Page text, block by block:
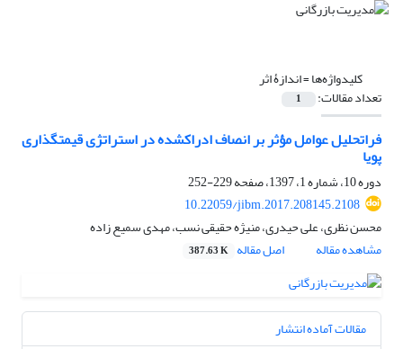
کلیدواژه‌ها =اندازۀ اثر
تعداد مقالات: 1
فراتحلیل عوامل مؤثر بر انصاف ادراک‏شده در استراتژی قیمت‏گذاری
پویا
دوره 10، شماره 1، 1397، صفحه
229-252
10.22059/jibm.2017.208145.2108
محسن نظری، علی حیدری، منیژه حقیقی نسب، مهدی سمیع زاده
مشاهده مقاله
اصل مقاله 387.63 K
مقالات آماده انتشار